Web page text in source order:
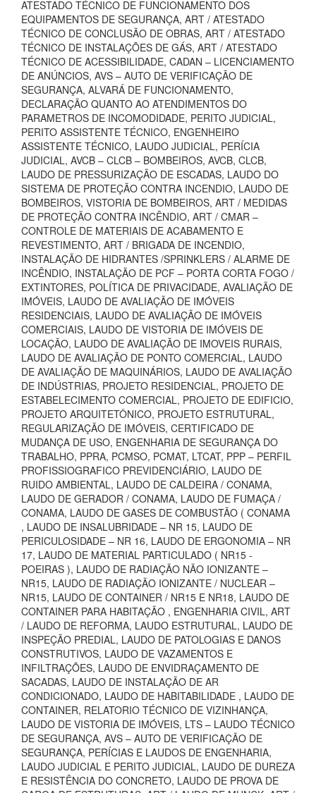
ATESTADO TÉCNICO DE FUNCIONAMENTO DOS
EQUIPAMENTOS DE SEGURANÇA, ART / ATESTADO
TÉCNICO DE CONCLUSÃO DE OBRAS, ART / ATESTADO
TÉCNICO DE INSTALAÇÕES DE GÁS, ART / ATESTADO
TÉCNICO DE ACESSIBILIDADE, CADAN – LICENCIAMENTO
DE ANÚNCIOS, AVS – AUTO DE VERIFICAÇÃO DE
SEGURANÇA, ALVARÁ DE FUNCIONAMENTO,
DECLARAÇÃO QUANTO AO ATENDIMENTOS DO
PARAMETROS DE INCOMODIDADE, PERITO JUDICIAL,
PERITO ASSISTENTE TÉCNICO, ENGENHEIRO
ASSISTENTE TÉCNICO, LAUDO JUDICIAL, PERÍCIA
JUDICIAL, AVCB – CLCB – BOMBEIROS, AVCB, CLCB,
LAUDO DE PRESSURIZAÇÃO DE ESCADAS, LAUDO DO
SISTEMA DE PROTEÇÃO CONTRA INCENDIO, LAUDO DE
BOMBEIROS, VISTORIA DE BOMBEIROS, ART / MEDIDAS
DE PROTEÇÃO CONTRA INCÊNDIO, ART / CMAR –
CONTROLE DE MATERIAIS DE ACABAMENTO E
REVESTIMENTO, ART / BRIGADA DE INCENDIO,
INSTALAÇÃO DE HIDRANTES /SPRINKLERS / ALARME DE
INCÊNDIO, INSTALAÇÃO DE PCF – PORTA CORTA FOGO /
EXTINTORES, POLÍTICA DE PRIVACIDADE, AVALIAÇÃO DE
IMÓVEIS, LAUDO DE AVALIAÇÃO DE IMÓVEIS
RESIDENCIAIS, LAUDO DE AVALIAÇÃO DE IMÓVEIS
COMERCIAIS, LAUDO DE VISTORIA DE IMÓVEIS DE
LOCAÇÃO, LAUDO DE AVALIAÇÃO DE IMOVEIS RURAIS,
LAUDO DE AVALIAÇÃO DE PONTO COMERCIAL, LAUDO
DE AVALIAÇÃO DE MAQUINÁRIOS, LAUDO DE AVALIAÇÃO
DE INDÚSTRIAS, PROJETO RESIDENCIAL, PROJETO DE
ESTABELECIMENTO COMERCIAL, PROJETO DE EDIFICIO,
PROJETO ARQUITETÔNICO, PROJETO ESTRUTURAL,
REGULARIZAÇÃO DE IMÓVEIS, CERTIFICADO DE
MUDANÇA DE USO, ENGENHARIA DE SEGURANÇA DO
TRABALHO, PPRA, PCMSO, PCMAT, LTCAT, PPP – PERFIL
PROFISSIOGRAFICO PREVIDENCIÁRIO, LAUDO DE
RUIDO AMBIENTAL, LAUDO DE CALDEIRA / CONAMA,
LAUDO DE GERADOR / CONAMA, LAUDO DE FUMAÇA /
CONAMA, LAUDO DE GASES DE COMBUSTÃO ( CONAMA
, LAUDO DE INSALUBRIDADE – NR 15, LAUDO DE
PERICULOSIDADE – NR 16, LAUDO DE ERGONOMIA – NR
17, LAUDO DE MATERIAL PARTICULADO ( NR15 -
POEIRAS ), LAUDO DE RADIAÇÃO NÃO IONIZANTE –
NR15, LAUDO DE RADIAÇÃO IONIZANTE / NUCLEAR –
NR15, LAUDO DE CONTAINER / NR15 E NR18, LAUDO DE
CONTAINER PARA HABITAÇÃO , ENGENHARIA CIVIL, ART
/ LAUDO DE REFORMA, LAUDO ESTRUTURAL, LAUDO DE
INSPEÇÃO PREDIAL, LAUDO DE PATOLOGIAS E DANOS
CONSTRUTIVOS, LAUDO DE VAZAMENTOS E
INFILTRAÇÕES, LAUDO DE ENVIDRAÇAMENTO DE
SACADAS, LAUDO DE INSTALAÇÃO DE AR
CONDICIONADO, LAUDO DE HABITABILIDADE , LAUDO DE
CONTAINER, RELATORIO TÉCNICO DE VIZINHANÇA,
LAUDO DE VISTORIA DE IMÓVEIS, LTS – LAUDO TÉCNICO
DE SEGURANÇA, AVS – AUTO DE VERIFICAÇÃO DE
SEGURANÇA, PERÍCIAS E LAUDOS DE ENGENHARIA,
LAUDO JUDICIAL E PERITO JUDICIAL, LAUDO DE DUREZA
E RESISTÊNCIA DO CONCRETO, LAUDO DE PROVA DE